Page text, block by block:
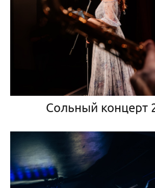
Сольный концерт